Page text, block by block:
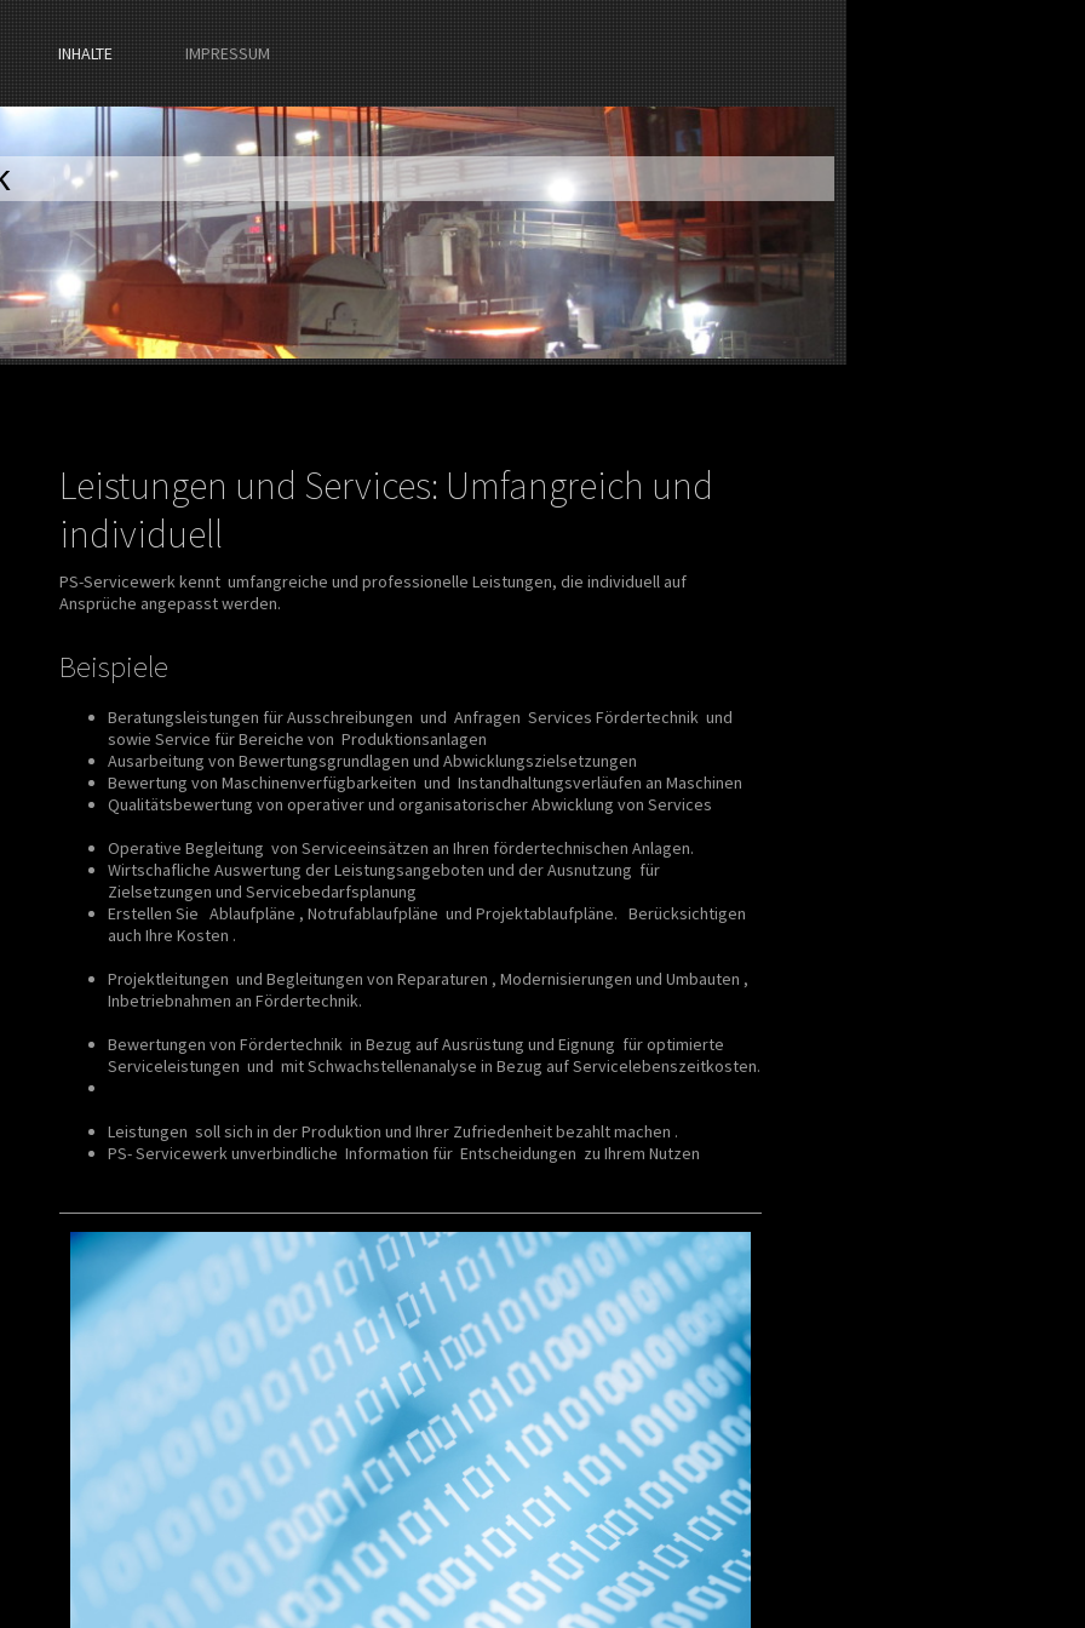
INHALTE IMPRESSUM
Leistungen und Services: Umfangreich und
individuell
PS-Servicewerk kennt umfangreiche und professionelle Leistungen, die individuell auf
Ansprüche angepasst werden.
Beispiele
Beratungsleistungen für Ausschreibungen und Anfragen Services Fördertechnik und
sowie Service für Bereiche von Produktionsanlagen
Ausarbeitung von Bewertungsgrundlagen und Abwicklungszielsetzungen
Bewertung von Maschinenverfügbarkeiten und Instandhaltungsverläufen an Maschinen
Qualitätsbewertung von operativer und organisatorischer Abwicklung von Services
Operative Begleitung von Serviceeinsätzen an Ihren fördertechnischen Anlagen.
Wirtschafliche Auswertung der Leistungsangeboten und der Ausnutzung für
Zielsetzungen und Servicebedarfsplanung
Erstellen Sie Ablaufpläne , Notrufablaufpläne und Projektablaufpläne. Berücksichtigen
auch Ihre Kosten .
Projektleitungen und Begleitungen von Reparaturen , Modernisierungen und Umbauten ,
Inbetriebnahmen an Fördertechnik.
Bewertungen von Fördertechnik in Bezug auf Ausrüstung und Eignung für optimierte
Serviceleistungen und mit Schwachstellenanalyse in Bezug auf Servicelebenszeitkosten.
Leistungen soll sich in der Produktion und Ihrer Zufriedenheit bezahlt machen .
PS- Servicewerk unverbindliche Information für Entscheidungen zu Ihrem Nutzen